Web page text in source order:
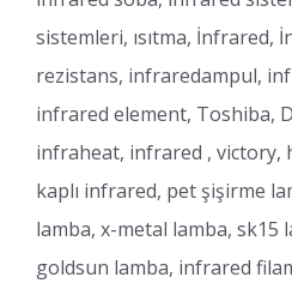
sistemleri, ısıtma, İnfrared,
rezistans, infraredampul,
infrared element, Toshiba,
infraheat, infrared , victory,
kaplı infrared, pet şişirme
lamba, x-metal lamba, sk15
goldsun lamba, infrared